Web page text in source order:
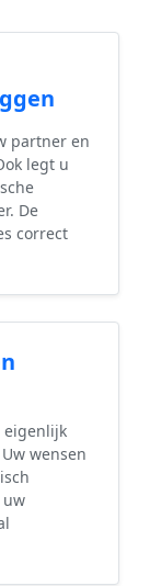
partner en
legt u
De
correct
eigenlijk
wensen
uw